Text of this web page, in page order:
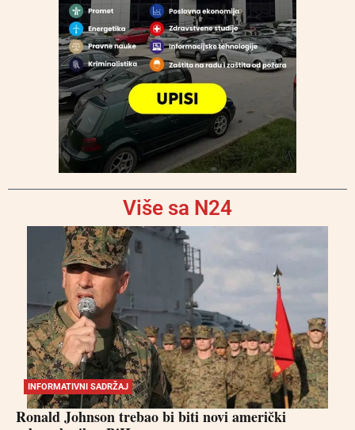
Više sa N24
INFORMATIVNI SADRŽAJ
Ronald Johnson trebao bi biti novi američki